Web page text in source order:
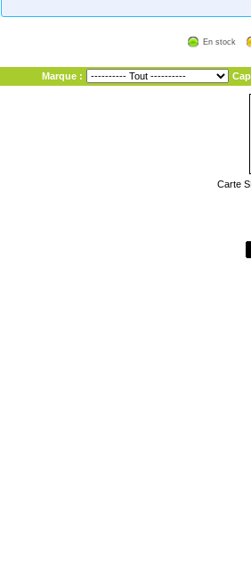
En stock
Marque :
Carte